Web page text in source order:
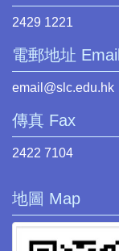
2429 1221
電郵地址 Email
email@slc.edu.hk
傳真 Fax
2422 7104
地圖 Map